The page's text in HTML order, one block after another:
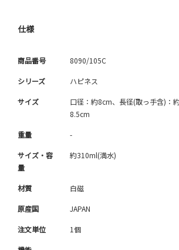
仕様
商品番号 8090/105C
シリーズ ハピネス
サイズ
口径：約8cm、長径(取っ手含)：
8.5cm
重量 -
サイズ・容
量
約310ml(満水)
材質 白磁
原産国 JAPAN
注文単位 1個